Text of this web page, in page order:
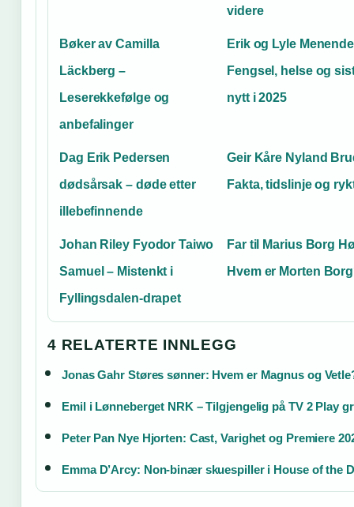
videre
Bøker av Camilla
Läckberg –
Leserekkefølge og
anbefalinger
Erik og Lyle
Fengsel, helse og
nytt i 2025
Dag Erik Pedersen
dødsårsak – døde etter
illebefinnende
Geir Kåre Nyland
Fakta, tidslinje og
Johan Riley Fyodor Taiwo
Samuel – Mistenkt i
Fyllingsdalen-drapet
Far til Marius Borg
Hvem er Morten
4 RELATERTE INNLEGG
Jonas Gahr Støres sønner: Hvem er Magnus og
Emil i Lønneberget NRK – Tilgjengelig på TV 2 Play
Peter Pan Nye Hjorten: Cast, Varighet og Premiere
Emma D’Arcy: Non-binær skuespiller i House of the